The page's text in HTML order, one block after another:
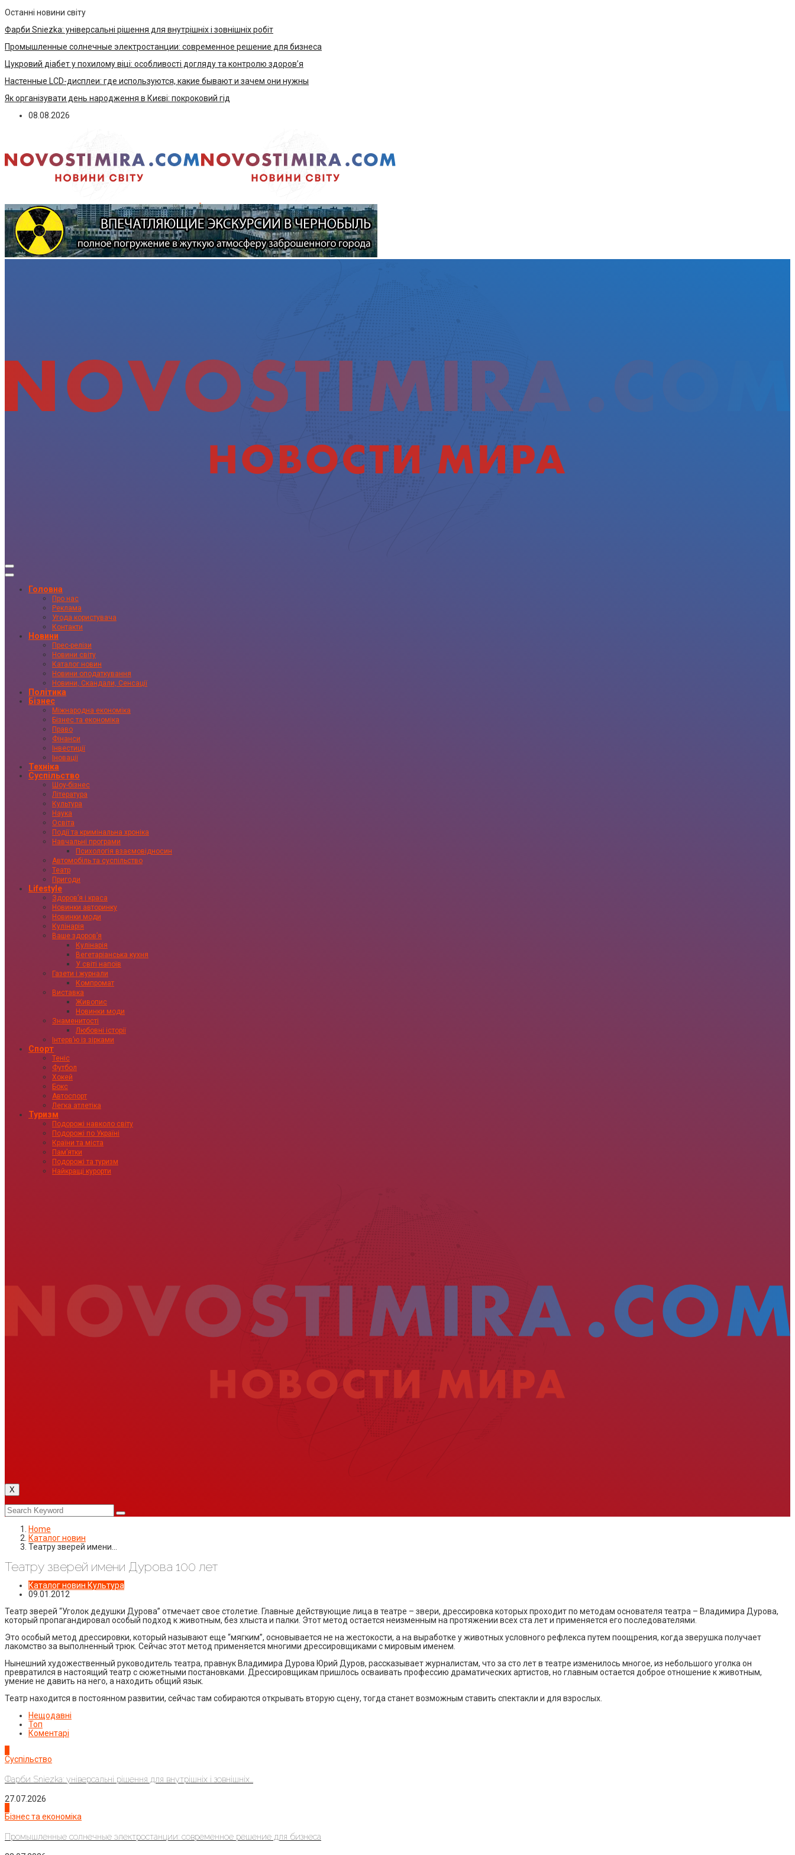
Останні новини світу
Фарби Sniezka: універсальні рішення для внутрішніх і зовнішніх робіт
Промышленные солнечные электростанции: современное решение для бизнеса
Цукровий діабет у похилому віці: особливості догляду та контролю здоров’я
Настенные LCD-дисплеи: где используются, какие бывают и зачем они нужны
Як організувати день народження в Києві: покроковий гід
08.08.2026
Головна
Про нас
Реклама
Угода користувача
Контакти
Новини
Прес-релізи
Новини світу
Каталог новин
Новини оподаткування
Новини, Скандали, Сенсації
Політика
Бізнес
Міжнародна економіка
Бізнес та економіка
Право
Фінанси
Інвестиції
Іновації
Техніка
Суспільство
Шоу-бізнес
Література
Культура
Наука
Освіта
Події та кримінальна хроніка
Навчальні програми
Психологія взаємовідносин
Автомобіль та суспільство
Театр
Пригоди
Lifestyle
Здоровʼя і краса
Новинки авторинку
Новинки моди
Кулінарія
Ваше здоровʼя
Кулінарія
Вегетаріанська кухня
У світі напоїв
Газети і журнали
Компромат
Виставка
Живопис
Новинки моди
Знаменитості
Любовні історії
Інтервʼю із зірками
Спорт
Теніс
Футбол
Хокей
Бокс
Автоспорт
Легка атлетіка
Туризм
Подорожі навколо світу
Подорожі по Україні
Країни та міста
Пам’ятки
Подорожі та туризм
Найкращі курорти
X
Home
Каталог новин
Театру зверей имени…
Театру зверей имени Дурова 100 лет
Каталог новин Культура
09.01.2012
Театр зверей “Уголок дедушки Дурова” отмечает свое столетие. Главные действующие лица в театре – звери, дрессировка которых проходит по методам основателя театра – Владимира Дурова,
который пропагандировал особый подход к животным, без хлыста и палки. Этот метод остается неизменным на протяжении всех ста лет и применяется его последователями.
Это особый метод дрессировки, который называют еще “мягким”, основывается не на жестокости, а на выработке у животных условного рефлекса путем поощрения, когда зверушка получает
лакомство за выполненный трюк. Сейчас этот метод применяется многими дрессировщиками с мировым именем.
Нынешний художественный руководитель театра, правнук Владимира Дурова Юрий Дуров, рассказывает журналистам, что за сто лет в театре изменилось многое, из небольшого уголка он
превратился в настоящий театр с сюжетными постановками. Дрессировщикам пришлось осваивать профессию драматических артистов, но главным остается доброе отношение к животным,
умение не давить на него, а находить общий язык.
Театр находится в постоянном развитии, сейчас там собираются открывать вторую сцену, тогда станет возможным ставить спектакли и для взрослых.
Нещодавні
Топ
Коментарі
Суспільство
Фарби Sniezka: універсальні рішення для внутрішніх і зовнішніх...
27.07.2026
Бізнес та економіка
Промышленные солнечные электростанции: современное решение для бизнеса